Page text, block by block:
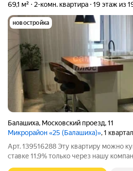
69,1 м² 2-комн. квартира 19 этаж из
новостройка
Балашиха, Московский проезд,11
Микрорайон «25 (Балашиха)», 1
Арт. 139516288 Эту квартиру можно
ставке 11,9% только через нашу